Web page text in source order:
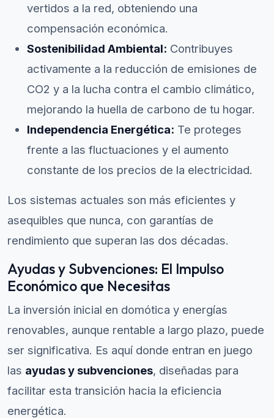
vertidos a la red, obteniendo una
compensación económica.
Sostenibilidad Ambiental: Contribuyes
activamente a la reducción de emisiones de
CO2 y a la lucha contra el cambio climático,
mejorando la huella de carbono de tu hogar.
Independencia Energética: Te proteges
frente a las fluctuaciones y el aumento
constante de los precios de la electricidad.
Los sistemas actuales son más eficientes y
asequibles que nunca, con garantías de
rendimiento que superan las dos décadas.
Ayudas y Subvenciones: El Impulso
Económico que Necesitas
La inversión inicial en domótica y energías
renovables, aunque rentable a largo plazo, puede
ser significativa. Es aquí donde entran en juego
las ayudas y subvenciones, diseñadas para
facilitar esta transición hacia la eficiencia
energética.